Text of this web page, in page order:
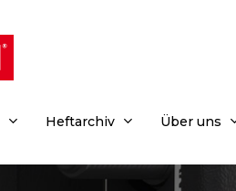
Heftarchiv Über uns